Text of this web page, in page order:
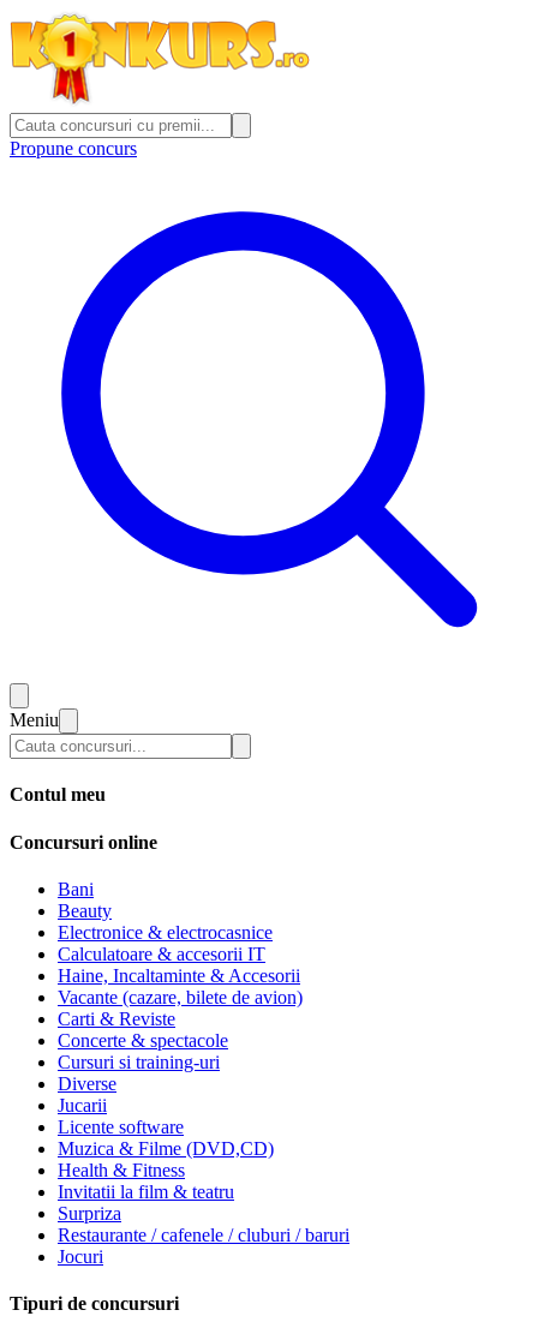
Propune concurs
Meniu
Contul meu
Concursuri online
Bani
Beauty
Electronice & electrocasnice
Calculatoare & accesorii IT
Haine, Incaltaminte & Accesorii
Vacante (cazare, bilete de avion)
Carti & Reviste
Concerte & spectacole
Cursuri si training-uri
Diverse
Jucarii
Licente software
Muzica & Filme (DVD,CD)
Health & Fitness
Invitatii la film & teatru
Surpriza
Restaurante / cafenele / cluburi / baruri
Jocuri
Tipuri de concursuri